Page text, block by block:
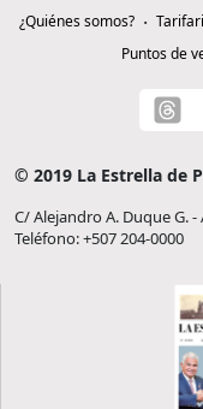
¿Quiénes somos?
Puntos de
© 2019 La Estrella de
C/ Alejandro A. Duque G.
Teléfono: +507 204-0000